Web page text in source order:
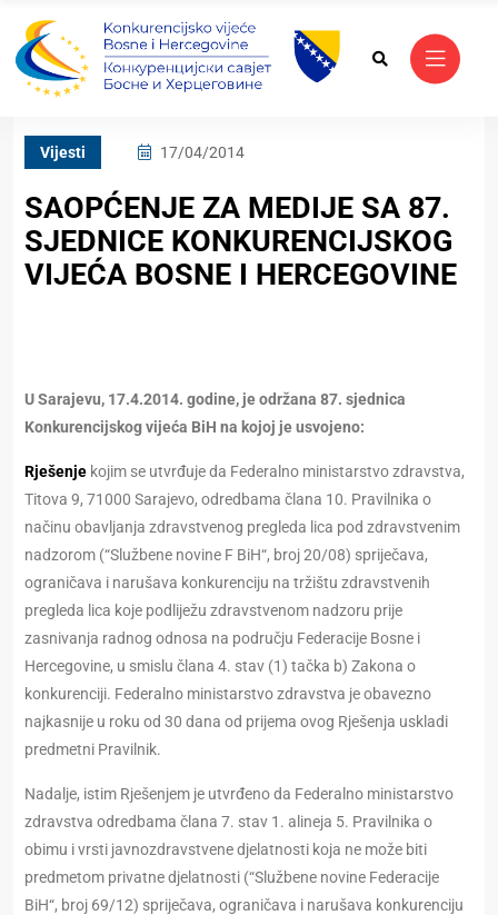
Vijesti 17/04/2014
SAOPĆENJE ZA MEDIJE SA 87.
SJEDNICE KONKURENCIJSKOG
VIJEĆA BOSNE I HERCEGOVINE
U Sarajevu, 17.4.2014. godine, je održana 87. sjednica
Konkurencijskog vijeća BiH na kojoj je usvojeno:
Rješenje kojim se utvrđuje da Federalno ministarstvo zdravstva,
Titova 9, 71000 Sarajevo, odredbama člana 10. Pravilnika o
načinu obavljanja zdravstvenog pregleda lica pod zdravstvenim
nadzorom (“Službene novine F BiH“, broj 20/08) spriječava,
ograničava i narušava konkurenciju na tržištu zdravstvenih
pregleda lica koje podliježu zdravstvenom nadzoru prije
zasnivanja radnog odnosa na području Federacije Bosne i
Hercegovine, u smislu člana 4. stav (1) tačka b) Zakona o
konkurenciji. Federalno ministarstvo zdravstva je obavezno
najkasnije u roku od 30 dana od prijema ovog Rješenja uskladi
predmetni Pravilnik.
Nadalje, istim Rješenjem je utvrđeno da Federalno ministarstvo
zdravstva odredbama člana 7. stav 1. alineja 5. Pravilnika o
obimu i vrsti javnozdravstvene djelatnosti koja ne može biti
predmetom privatne djelatnosti (“Službene novine Federacije
BiH“, broj 69/12) spriječava, ograničava i narušava konkurenciju